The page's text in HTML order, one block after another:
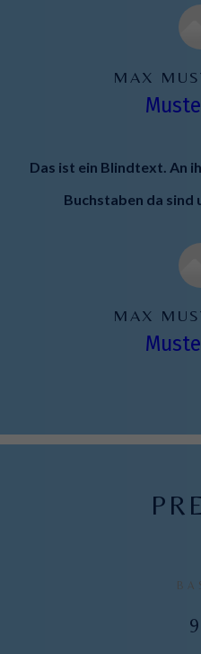
MAX
Das ist ein Blindtext. An
Buchstaben da sind
MAX